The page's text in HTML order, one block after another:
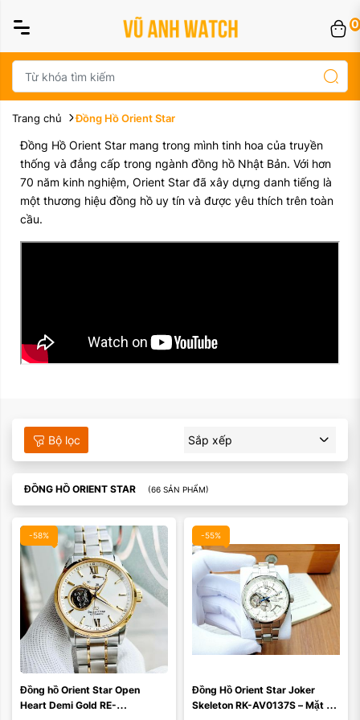
0
Trang chủ Đồng Hồ Orient Star
Đồng Hồ Orient Star mang trong mình tinh hoa của truyền
thống và đẳng cấp trong ngành đồng hồ Nhật Bản. Với hơn
70 năm kinh nghiệm, Orient Star đã xây dựng danh tiếng là
một thương hiệu đồng hồ uy tín và được yêu thích trên toàn
cầu.
Bộ lọc Sắp xếp
ĐỒNG HỒ ORIENT STAR (66 SẢN PHẨM)
-58%
Xóa
Đồng hồ Orient Star Open
Heart Demi Gold RE-
-55%
Đồng Hồ Orient Star Joker
Skeleton RK-AV0137S – Mặt
Màu mặt:
Xóa